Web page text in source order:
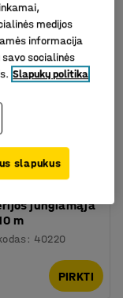
skirtingus
jungiamąja
m
: 40220
PIRKTI
medijos
informacija
socialinės
Slapukų politika
slapukus